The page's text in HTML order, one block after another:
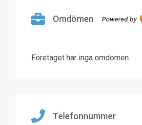
Omdömen
Företaget har inga omdömen.
Telefonnummer